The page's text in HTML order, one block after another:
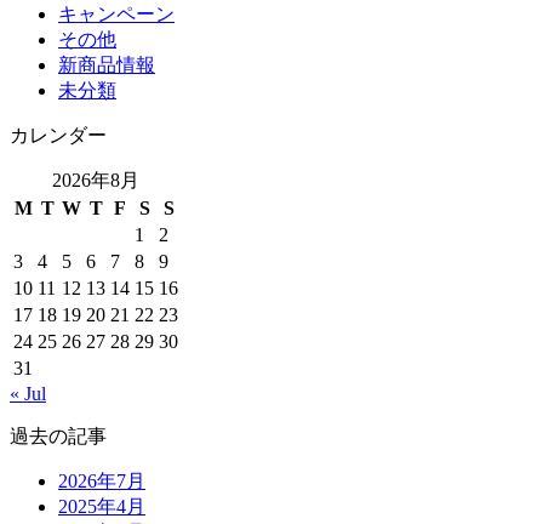
キャンペーン
その他
新商品情報
未分類
カレンダー
2026年8月
M T W T F S
S
1
2
3
4 5 6 7 8
9
10 11 12 13 14 15 16
17 18 19 20 21 22 23
24 25 26 27 28 29 30
31
« Jul
過去の記事
2026年7月
2025年4月